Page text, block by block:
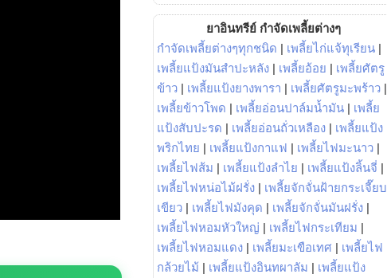
ยาอินทรีย์ กำจัดเพลี้ยต่างๆ
กำจัดเพลี้ยต่างๆทุกชนิด | เพลี้ยไก่แจ้ทุเรียน |
เพลี้ยแป้งมันสำปะหลัง | เพลี้ยอ้อย | เพลี้ยศัตรู
ข้าว | เพลี้ยแป้งยางพารา | เพลี้ยศัตรูมะพร้าว |
เพลี้ยข้าวโพด | เพลี้ยอ่อนปาล์มน้ำมัน | เพลี้ย
แป้งสับปะรด | เพลี้ยอ่อนถั่วเหลือง | เพลี้ยแป้ง
พริกไทย | เพลี้ยแป้งกาแฟ | เพลี้ยไฟมะนาว |
เพลี้ยไฟส้ม | เพลี้ยแป้งลำไย | เพลี้ยแป้งลิ้นจี่ |
เพลี้ยไฟหน่อไม้ฝรั่ง | เพลี้ยจักจั่นฝ้ายกระเจี๊ยบ
เขียว | เพลี้ยไฟมังคุด | เพลี้ยจักจั่นมันฝรั่ง |
เพลี้ยไฟหอมหัวใหญ่ | เพลี้ยไฟกระเทียม |
เพลี้ยไฟหอมแดง | เพลี้ยมะเขือเทศ | เพลี้ยไฟ
กล้วยไม้ | เพลี้ยแป้งอินทผาลัม | เพลี้ยแป้ง